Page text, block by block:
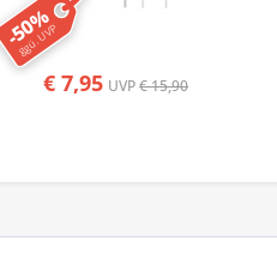
-50%
ggü. UVP
€ 7,95 UVP€ 15,90